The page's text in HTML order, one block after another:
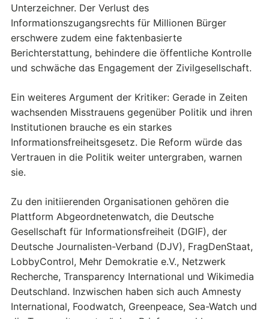
Unterzeichner. Der Verlust des
Informationszugangsrechts für Millionen Bürger
erschwere zudem eine faktenbasierte
Berichterstattung, behindere die öffentliche Kontrolle
und schwäche das Engagement der Zivilgesellschaft.
Ein weiteres Argument der Kritiker: Gerade in Zeiten
wachsenden Misstrauens gegenüber Politik und ihren
Institutionen brauche es ein starkes
Informationsfreiheitsgesetz. Die Reform würde das
Vertrauen in die Politik weiter untergraben, warnen
sie.
Zu den initiierenden Organisationen gehören die
Plattform Abgeordnetenwatch, die Deutsche
Gesellschaft für Informationsfreiheit (DGIF), der
Deutsche Journalisten-Verband (DJV), FragDenStaat,
LobbyControl, Mehr Demokratie e.V., Netzwerk
Recherche, Transparency International und Wikimedia
Deutschland. Inzwischen haben sich auch Amnesty
International, Foodwatch, Greenpeace, Sea-Watch und